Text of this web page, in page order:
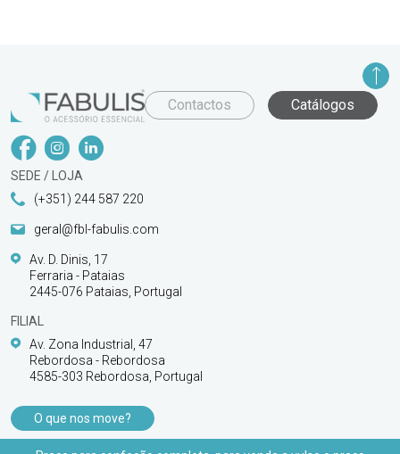
Contactos Catálogos
SEDE / LOJA
(+351) 244 587 220
geral@fbl-fabulis.com
Av. D. Dinis, 17
Ferraria - Pataias
2445-076 Pataias, Portugal
FILIAL
Av. Zona Industrial, 47
Rebordosa - Rebordosa
4585-303 Rebordosa, Portugal
O que nos move?